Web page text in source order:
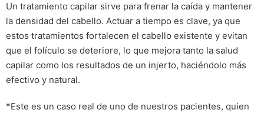
Un tratamiento capilar sirve para frenar la caída y mantener
la densidad del cabello. Actuar a tiempo es clave, ya que
estos tratamientos fortalecen el cabello existente y evitan
que el folículo se deteriore, lo que mejora tanto la salud
capilar como los resultados de un injerto, haciéndolo más
efectivo y natural.
*Este es un caso real de uno de nuestros pacientes, quien